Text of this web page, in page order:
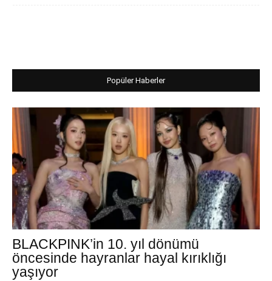
Popüler Haberler
BLACKPINK’in 10. yıl dönümü
öncesinde hayranlar hayal kırıklığı
yaşıyor